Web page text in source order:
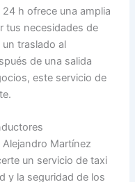
h ofrece una amplia
tus necesidades de
traslado al
de una salida
este servicio de
Martínez
un servicio de taxi
y la seguridad de los